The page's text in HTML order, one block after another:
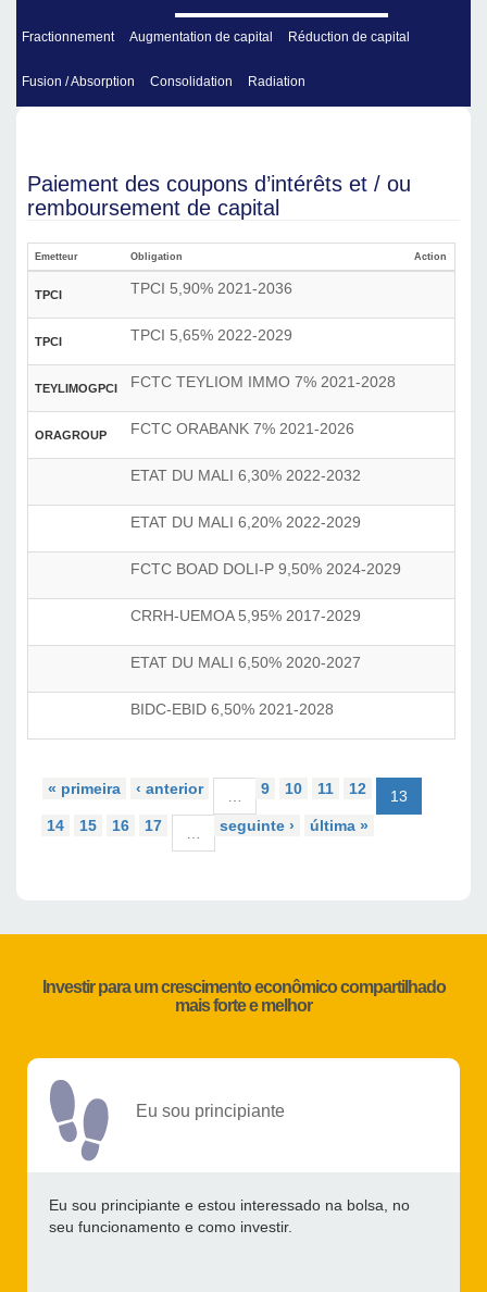
Fractionnement Augmentation de capital Réduction de capital
Fusion / Absorption Consolidation Radiation
Paiement des coupons d’intérêts et / ou
remboursement de capital
Emetteur Obligation Action
TPCI TPCI 5,90% 2021-2036
TPCI TPCI 5,65% 2022-2029
TEYLIMOGPCI FCTC TEYLIOM IMMO 7% 2021-2028
ORAGROUP FCTC ORABANK 7% 2021-2026
ETAT DU MALI 6,30% 2022-2032
ETAT DU MALI 6,20% 2022-2029
FCTC BOAD DOLI-P 9,50% 2024-2029
CRRH-UEMOA 5,95% 2017-2029
ETAT DU MALI 6,50% 2020-2027
BIDC-EBID 6,50% 2021-2028
« primeira ‹ anterior … 9 10 11 12
13
14
15 16 17 … seguinte › última »
Investir para um crescimento econômico compartilhado
mais forte e melhor
Eu sou principiante
Eu sou principiante e estou interessado na bolsa, no
seu funcionamento e como investir.